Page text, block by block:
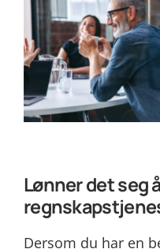
Lønner det seg
Dersom du har en